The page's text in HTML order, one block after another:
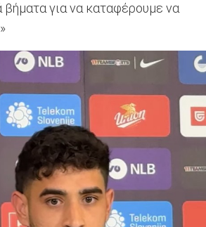
βήματα για να καταφέρουμε να